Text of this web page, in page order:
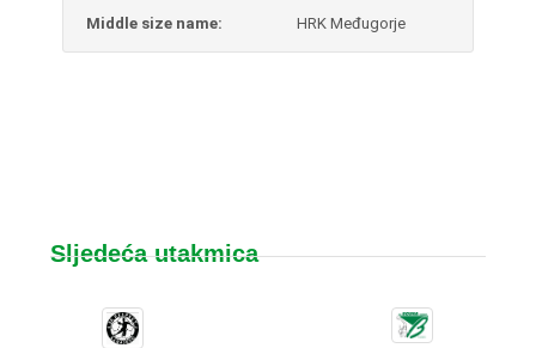
Middle size name:
HRK Međugorje
Sljedeća utakmica